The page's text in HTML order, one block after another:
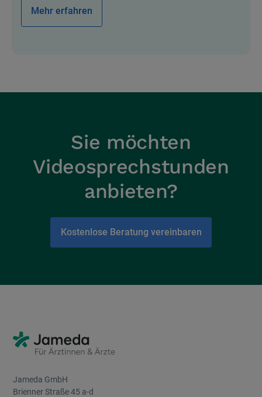
Mehr erfahren
Sie möchten
Videosprechstunden
anbieten?
Kostenlose Beratung vereinbaren
Jameda GmbH
Brienner Straße 45 a-d